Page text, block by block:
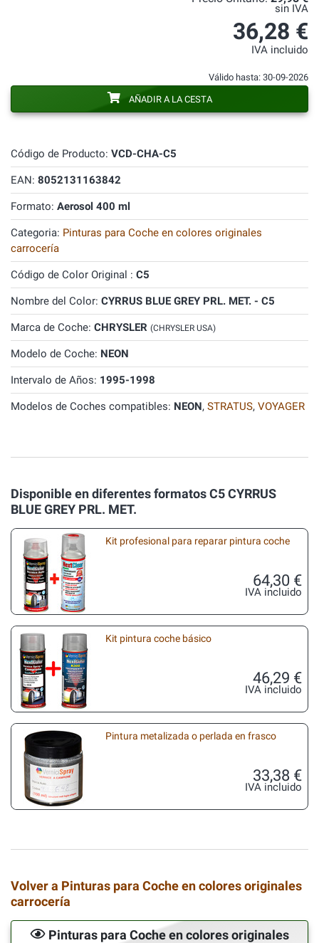
Código de Producto: VCD-CHA-C5
EAN: 8052131163842
Formato: Aerosol 400 ml
Categoria: Pinturas para Coche en colores originales
carrocería
Código de Color Original : C5
Nombre del Color: CYRRUS BLUE GREY PRL. MET. - C5
Marca de Coche: CHRYSLER (CHRYSLER USA)
Modelo de Coche: NEON
Intervalo de Años: 1995-1998
Modelos de Coches compatibles: NEON, STRATUS, VOYAGER
sin IVA
36,28 €
IVA incluido
Válido hasta: 30-09-2026
AÑADIR A LA CESTA
Disponible en diferentes formatos C5 CYRRUS
BLUE GREY PRL. MET.
Kit profesional para reparar pintura coche
64,30 €
IVA incluido
Kit pintura coche básico
46,29 €
IVA incluido
Pintura metalizada o perlada en frasco
33,38 €
IVA incluido
Volver a Pinturas para Coche en colores originales
carrocería
Pinturas para Coche en colores originales